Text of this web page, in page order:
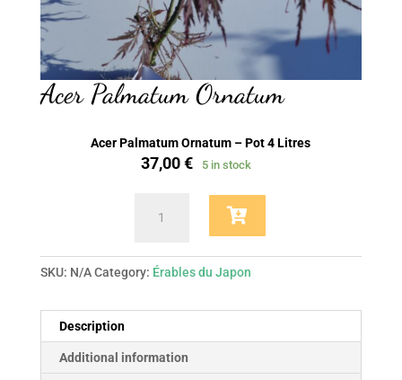
Acer Palmatum Ornatum
Acer Palmatum Ornatum – Pot 4 Litres
37,00€ 5 in stock
Palmatum
quantity
SKU: N/A Category: Érables du Japon
Description
Additional information